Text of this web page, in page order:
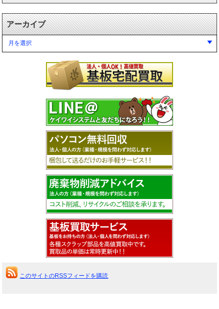
アーカイブ
このサイトのRSSフィードを購読